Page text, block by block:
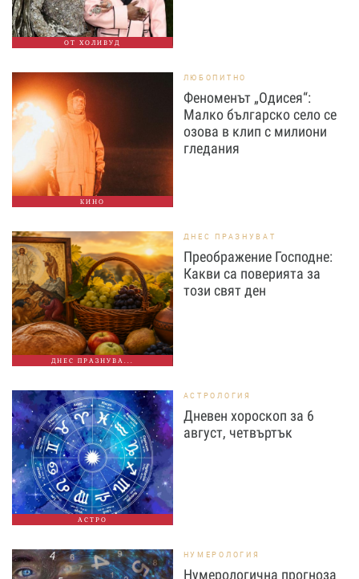
ОТ ХОЛИВУД
КИНО
ЛЮБОПИТНО
Феноменът „Одисея“:
Малко българско село се
озова в клип с милиони
гледания
ДНЕС ПРАЗНУВА...
ДНЕС ПРАЗНУВАТ
Преображение Господне:
Какви са поверията за
този свят ден
АСТРО
АСТРОЛОГИЯ
Дневен хороскоп за 6
август, четвъртък
НУМЕРОЛОГИЯ
Нумерологична прогноза